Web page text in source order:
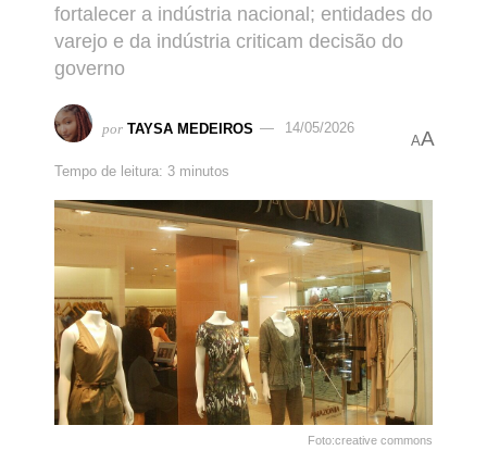
fortalecer a indústria nacional; entidades do
varejo e da indústria criticam decisão do
governo
por TAYSA MEDEIROS 14/05/2026
Tempo de leitura: 3 minutos
AA
Foto:creative commons